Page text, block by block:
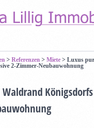
> Referenzen > Miete > Luxus
2-Zimmer-Neubauwohnung